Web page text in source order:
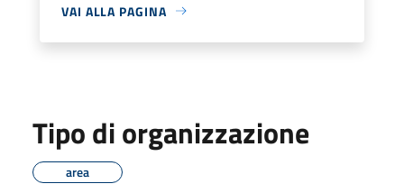
VAI ALLA PAGINA
Tipo di organizzazione
area